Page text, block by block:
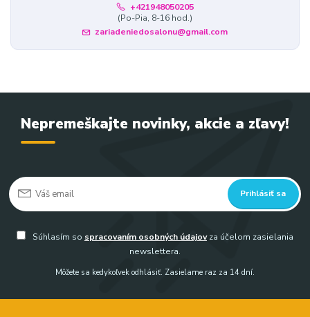
+421948050205
(Po-Pia, 8-16 hod.)
zariadeniedosalonu@gmail.com
Nepremeškajte novinky, akcie a zľavy!
Prihlásiť sa
Súhlasím so spracovaním osobných údajovza účelom zasielania
newslettera.
Môžete sa kedykoľvek odhlásiť. Zasielame raz za 14 dní.